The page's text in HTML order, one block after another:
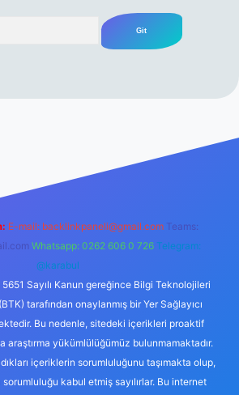
E-mail: backlinkpaneli@gmail.com Teams:
Whatsapp: 0262 606 0 726 Telegram:
@karabul
Sayılı Kanun gereğince Bilgi Teknolojileri
tarafından onaylanmış bir Yer Sağlayıcı
Bu nedenle, sitedeki içerikleri proaktif
araştırma yükümlülüğümüz bulunmamaktadır.
içeriklerin sorumluluğunu taşımakta olup,
kabul etmiş sayılırlar. Bu internet